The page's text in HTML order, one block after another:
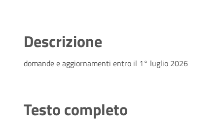
Descrizione
domande e aggiornamenti entro il 1° luglio 2026
Testo completo